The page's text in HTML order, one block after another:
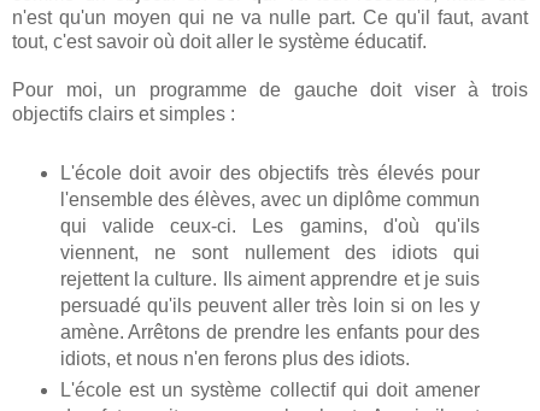
n'est qu'un moyen qui ne va nulle part. Ce qu'il faut, avant
tout, c'est savoir où doit aller le système éducatif.
Pour moi, un programme de gauche doit viser à trois
objectifs clairs et simples :
L'école doit avoir des objectifs très élevés pour
l'ensemble des élèves, avec un diplôme commun
qui valide ceux-ci. Les gamins, d'où qu'ils
viennent, ne sont nullement des idiots qui
rejettent la culture. Ils aiment apprendre et je suis
persuadé qu'ils peuvent aller très loin si on les y
amène. Arrêtons de prendre les enfants pour des
idiots, et nous n'en ferons plus des idiots.
L'école est un système collectif qui doit amener